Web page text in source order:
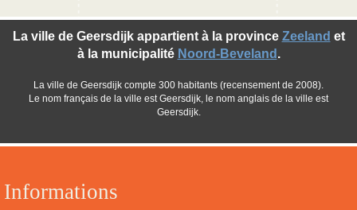
Informations
La ville de Geersdijk appartient à la province Zeeland et
à la municipalité Noord-Beveland .
La ville de Geersdijk compte 300 habitants (recensement de 2008).
Le nom français de la ville est Geersdijk, le nom anglais de la ville est
Geersdijk.